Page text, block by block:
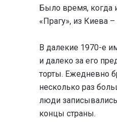
Было время, когда
«Прагу», из Киева
В далекие 1970-е
и далеко за его
торты. Ежедневно
несколько раз
люди
концы страны.